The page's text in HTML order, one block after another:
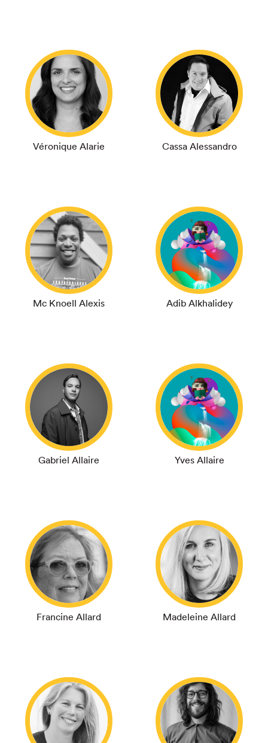
Véronique Alarie Cassa Alessandro
Mc Knoell Alexis Adib Alkhalidey
Gabriel Allaire Yves Allaire
Francine Allard Madeleine Allard